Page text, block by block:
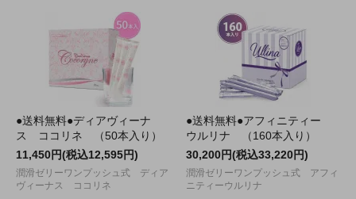
●送料無料●ディアヴィーナ
ス ココリネ （50本入り）
11,450円(税込12,595円)
潤滑ゼリーワンプッシュ式 ディア
ヴィーナス ココリネ
●送料無料●アフィニティー
ウルリナ （160本入り）
30,200円(税込33,220円)
潤滑ゼリーワンプッシュ式 アフィ
ニティーウルリナ